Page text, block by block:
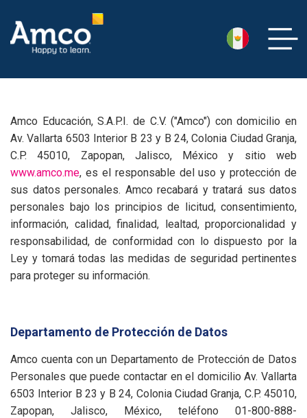
Aviso de Privacidad
Amco Educación, S.A.P.I. de C.V. ("Amco") con domicilio en
Av. Vallarta 6503 Interior B 23 y B 24, Colonia Ciudad Granja,
C.P. 45010, Zapopan, Jalisco, México y sitio web
www.amco.me, es el responsable del uso y protección de
sus datos personales. Amco recabará y tratará sus datos
personales bajo los principios de licitud, consentimiento,
información, calidad, finalidad, lealtad, proporcionalidad y
responsabilidad, de conformidad con lo dispuesto por la
Ley y tomará todas las medidas de seguridad pertinentes
para proteger su información.
Departamento de Protección de Datos
Amco cuenta con un Departamento de Protección de Datos
Personales que puede contactar en el domicilio Av. Vallarta
6503 Interior B 23 y B 24, Colonia Ciudad Granja, C.P. 45010,
Zapopan, Jalisco, México, teléfono 01-800-888-